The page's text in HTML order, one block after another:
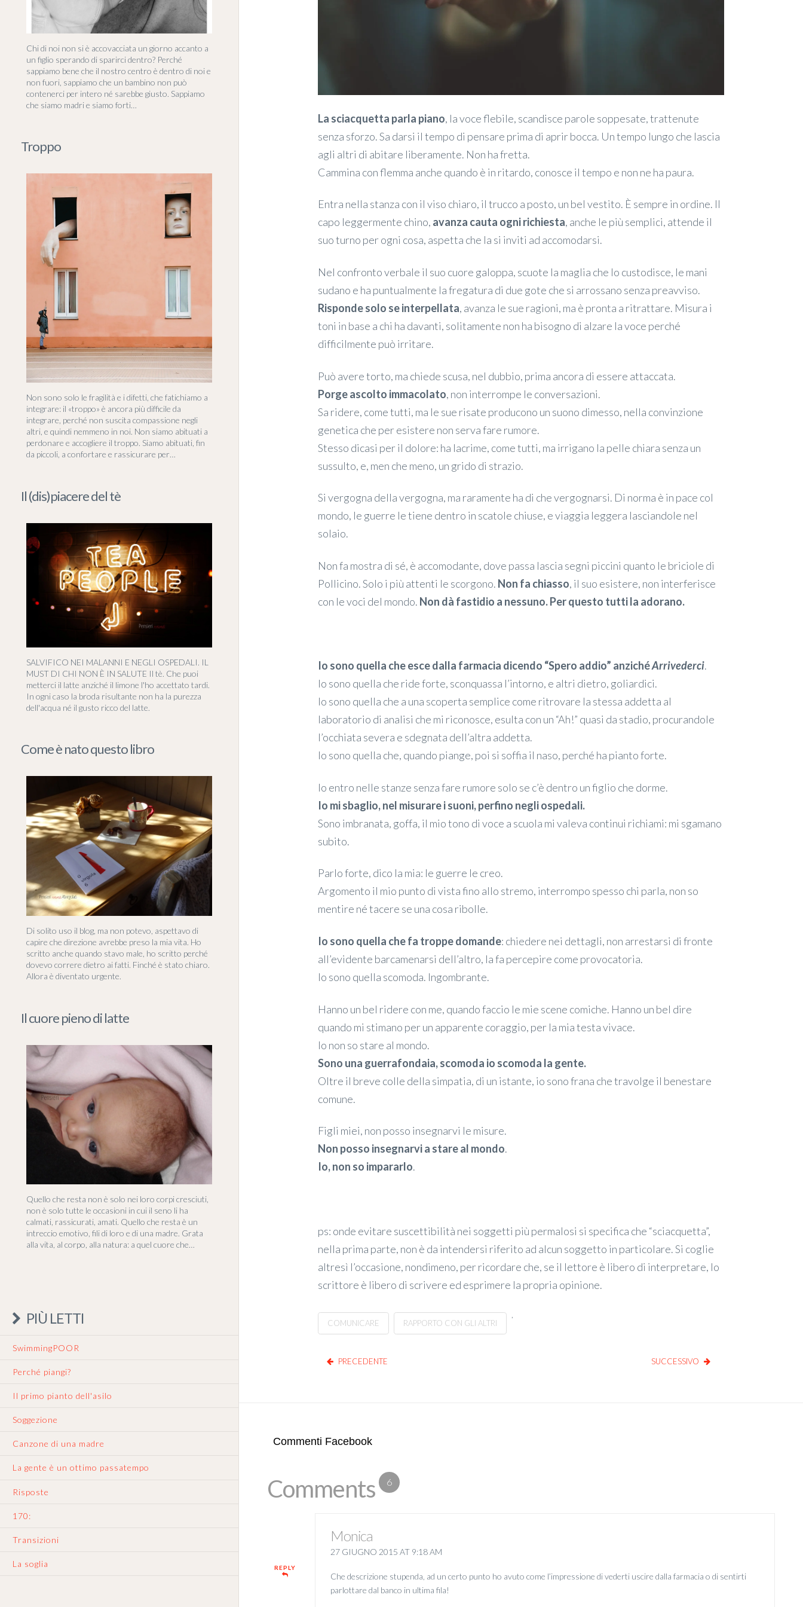
La sciacquetta parla piano, la voce flebile, scandisce parole soppesate, trattenute
senza sforzo. Sa darsi il tempo di pensare prima di aprir bocca. Un tempo lungo che lascia
agli altri di abitare liberamente. Non ha fretta.
Cammina con flemma anche quando è in ritardo, conosce il tempo e non ne ha paura.
Entra nella stanza con il viso chiaro, il trucco a posto, un bel vestito. È sempre in ordine. Il
capo leggermente chino, avanza cauta ogni richiesta, anche le più semplici, attende il
suo turno per ogni cosa, aspetta che la si inviti ad accomodarsi.
Nel confronto verbale il suo cuore galoppa, scuote la maglia che lo custodisce, le mani
sudano e ha puntualmente la fregatura di due gote che si arrossano senza preavviso.
Risponde solo se interpellata, avanza le sue ragioni, ma è pronta a ritrattare. Misura i
toni in base a chi ha davanti, solitamente non ha bisogno di alzare la voce perché
difficilmente può irritare.
Può avere torto, ma chiede scusa, nel dubbio, prima ancora di essere attaccata.
Porge ascolto immacolato, non interrompe le conversazioni.
Sa ridere, come tutti, ma le sue risate producono un suono dimesso, nella convinzione
genetica che per esistere non serva fare rumore.
Stesso dicasi per il dolore: ha lacrime, come tutti, ma irrigano la pelle chiara senza un
sussulto, e, men che meno, un grido di strazio.
Si vergogna della vergogna, ma raramente ha di che vergognarsi. Di norma è in pace col
mondo, le guerre le tiene dentro in scatole chiuse, e viaggia leggera lasciandole nel
solaio.
Non fa mostra di sé, è accomodante, dove passa lascia segni piccini quanto le briciole di
Pollicino. Solo i più attenti le scorgono. Non fa chiasso, il suo esistere, non interferisce
con le voci del mondo. Non dà fastidio a nessuno. Per questo tutti la adorano.
Io sono quella che esce dalla farmacia dicendo “Spero addio” anzichéArrivederci.
Io sono quella che ride forte, sconquassa l’intorno, e altri dietro, goliardici.
Io sono quella che a una scoperta semplice come ritrovare la stessa addetta al
laboratorio di analisi che mi riconosce, esulta con un “Ah!” quasi da stadio, procurandole
l’occhiata severa e sdegnata dell’altra addetta.
Io sono quella che, quando piange, poi si soffia il naso, perché ha pianto forte.
Io entro nelle stanze senza fare rumore solo se c’è dentro un figlio che dorme.
Io mi sbaglio, nel misurare i suoni, perfino negli ospedali.
Sono imbranata, goffa, il mio tono di voce a scuola mi valeva continui richiami: mi sgamano
subito.
Parlo forte, dico la mia: le guerre le creo.
Argomento il mio punto di vista fino allo stremo, interrompo spesso chi parla, non so
mentire né tacere se una cosa ribolle.
Io sono quella che fa troppe domande: chiedere nei dettagli, non arrestarsi di fronte
all’evidente barcamenarsi dell’altro, la fa percepire come provocatoria.
Io sono quella scomoda. Ingombrante.
Hanno un bel ridere con me, quando faccio le mie scene comiche. Hanno un bel dire
quando mi stimano per un apparente coraggio, per la mia testa vivace.
Io non so stare al mondo.
Sono una guerrafondaia, scomoda io scomoda la gente.
Oltre il breve colle della simpatia, di un istante, io sono frana che travolge il benestare
comune.
Figli miei, non posso insegnarvi le misure.
Non posso insegnarvi a stare al mondo.
Io, non so impararlo.
ps: onde evitare suscettibilità nei soggetti più permalosi si specifica che “sciacquetta”,
nella prima parte, non è da intendersi riferito ad alcun soggetto in particolare. Si coglie
altresì l’occasione, nondimeno, per ricordare che, se il lettore è libero di interpretare, lo
scrittore è libero di scrivere ed esprimere la propria opinione.
COMUNICARE RAPPORTO CON GLI ALTRI
PRECEDENTE SUCCESSIVO
Commenti Facebook
Comments 6
REPLY
Monica
27 GIUGNO 2015 AT 9:18 AM
Che descrizione stupenda, ad un certo punto ho avuto come l’impressione di vederti uscire dalla farmacia o di sentirti
parlottare dal banco in ultima fila!
Chi di noi non si è accovacciata un giorno accanto a
un figlio sperando di sparirci dentro? Perché
sappiamo bene che il nostro centro è dentro di noi e
non fuori, sappiamo che un bambino non può
contenerci per intero né sarebbe giusto. Sappiamo
che siamo madri e siamo forti…
Troppo
Non sono solo le fragilità e i difetti, che fatichiamo a
integrare: il «troppo» è ancora più difficile da
integrare, perché non suscita compassione negli
altri, e quindi nemmeno in noi. Non siamo abituati a
perdonare e accogliere il troppo. Siamo abituati, fin
da piccoli, a confortare e rassicurare per…
Il (dis)piacere del tè
SALVIFICO NEI MALANNI E NEGLI OSPEDALI. IL
MUST DI CHI NON È IN SALUTE Il tè. Che puoi
metterci il latte anziché il limone l'ho accettato tardi.
In ogni caso la broda risultante non ha la purezza
dell'acqua né il gusto ricco del latte.
Come è nato questo libro
Di solito uso il blog, ma non potevo, aspettavo di
capire che direzione avrebbe preso la mia vita. Ho
scritto anche quando stavo male, ho scritto perché
dovevo correre dietro ai fatti. Finché è stato chiaro.
Allora è diventato urgente.
Il cuore pieno di latte
Quello che resta non è solo nei loro corpi cresciuti,
non è solo tutte le occasioni in cui il seno li ha
calmati, rassicurati, amati. Quello che resta è un
intreccio emotivo, fili di loro e di una madre. Grata
alla vita, al corpo, alla natura: a quel cuore che…
PIÙ LETTI
SwimmingPOOR
Perché piangi?
Il primo pianto dell'asilo
Soggezione
Canzone di una madre
La gente è un ottimo passatempo
Risposte
170:
Transizioni
La soglia